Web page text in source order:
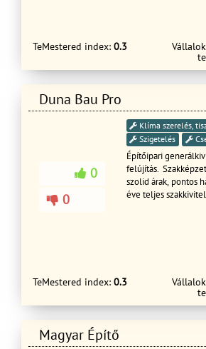
TeMestered index: 0.3
Duna Bau Pro
0
0
Klíma szerelés,
Szigetelés
Építőipari
felújítás.
szolid árak, pontos
éve teljes
TeMestered index: 0.3
Magyar Építő